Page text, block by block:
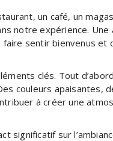
un café, un
notre expérience. Une
faire sentir bienvenus et
clés. Tout
couleurs apaisantes,
à créer une
sur